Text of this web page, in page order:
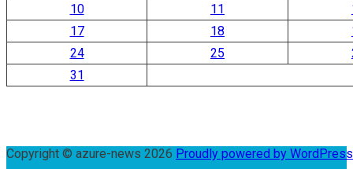
10
11
17
18
24
25
31
Copyright © azure-news 2026 Proudly powered by